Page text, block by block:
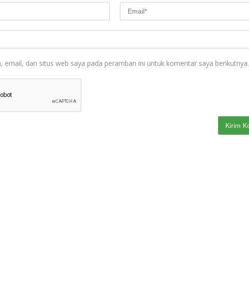
email, dan situs web saya pada peramban ini untuk komentar saya berikutnya.